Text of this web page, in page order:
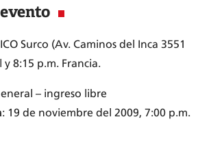
Surco (Av. Caminos del Inca 3551
8:15 p.m. Francia.
– ingreso libre
: 19 de noviembre del 2009, 7:00 p.m.